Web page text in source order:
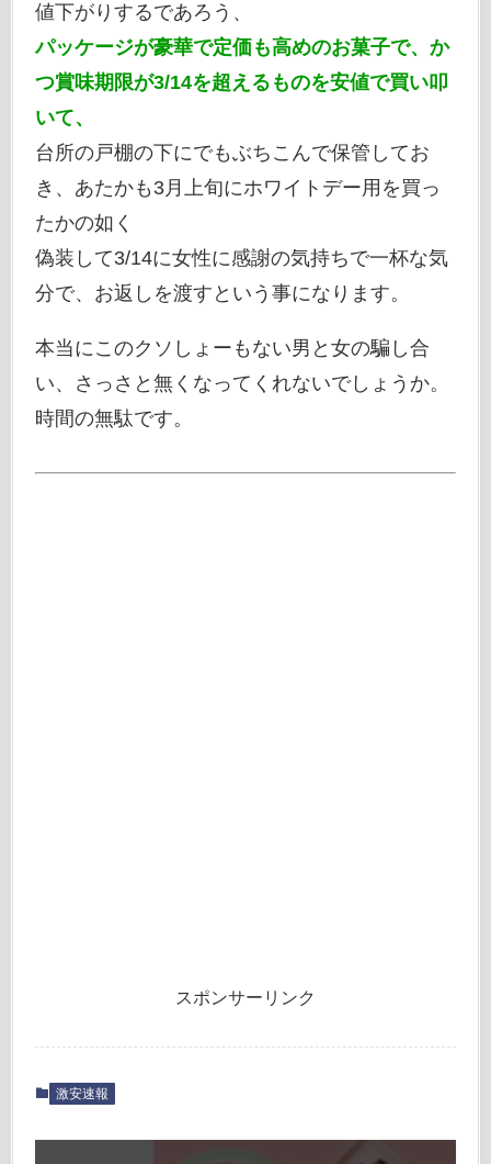
値下がりするであろう、
パッケージが豪華で定価も高めのお菓子で、か
つ賞味期限が3/14を超えるものを安値で買い叩
いて、
台所の戸棚の下にでもぶちこんで保管してお
き、あたかも3月上旬にホワイトデー用を買っ
たかの如く
偽装して3/14に女性に感謝の気持ちで一杯な気
分で、お返しを渡すという事になります。
本当にこのクソしょーもない男と女の騙し合
い、さっさと無くなってくれないでしょうか。
時間の無駄です。
スポンサーリンク
激安速報